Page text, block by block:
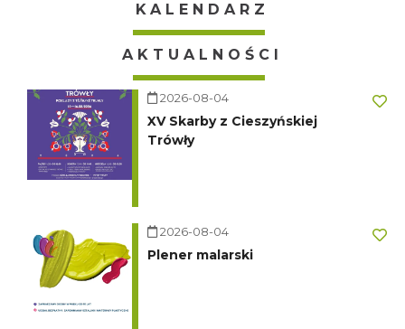
KALENDARZ
AKTUALNOŚCI
2026-08-04
XV Skarby z Cieszyńskiej
Trówły
2026-08-04
Plener malarski